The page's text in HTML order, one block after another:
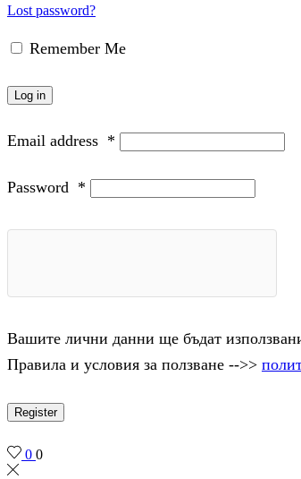
Lost password?
Remember Me
Log in
Email address *
Password *
Вашите лични данни ще бъдат
Правила и условия за ползване -->>
Register
0 0